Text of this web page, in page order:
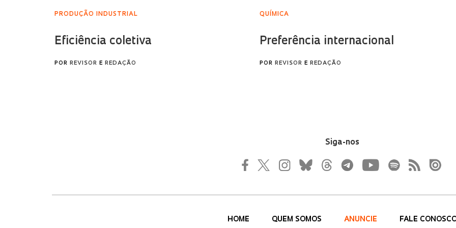
Siga-nos
HOME QUEM SOMOS ANUNCIE FALE